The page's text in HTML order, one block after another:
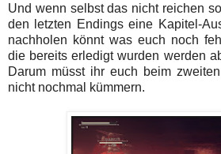
Und wenn selbst das nicht reichen
den letzten Endings eine Kapitel-
nachholen könnt was euch noch
die bereits erledigt wurden werden
Darum müsst ihr euch beim
nicht nochmal kümmern.